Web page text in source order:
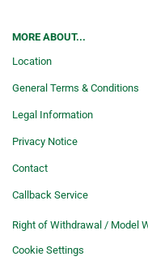
MORE ABOUT...
Location
General Terms & Conditions
Legal Information
Privacy Notice
Contact
Callback Service
Right of Withdrawal / Model
Cookie Settings